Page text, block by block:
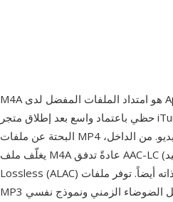
حظي باعتماد واسع بعد إطلاق متجر iTunes الموسيقي عام 2003. يميّز هذا الامتداد التدفقات الصوتية
البحتة عن ملفات MP4 القادرة على حمل الفيديو، مشيراً للمشغلات بعدم وجود مسار فيديو. من الداخل،
يغلّف ملف M4A عادةً تدفق AAC-LC (الترميز الصوتي المتقدم، منخفض التعقيد)، رغم أن حمولات Apple
Lossless (ALAC) تستخدم الامتداد ذاته أيضاً. توفر ملفات M4A المرمّزة بـ AAC جودة صوت أفضل من
MP3 بمعدلات بت مكافئة، بفضل تكرار النطاق الطيفي المحسّن وتشكيل الضوضاء الزمني ونموذج نفسي